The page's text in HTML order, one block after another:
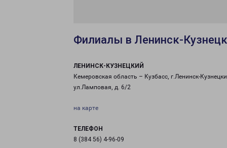
Филиалы в Ленинск-
ЛЕНИНСК-КУЗНЕЦКИЙ
Кемеровская область – Кузбасс, г.Ленинск-
ул.Ламповая, д. 6/2
на карте
ТЕЛЕФОН
8 (384 56) 4-96-09